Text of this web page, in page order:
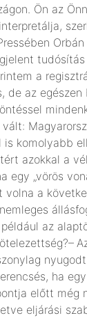
Ön az
a
de az egészen
komolyabb
azokkal a
egy „vörös
volna a
az
ha
előtt még
eljárási